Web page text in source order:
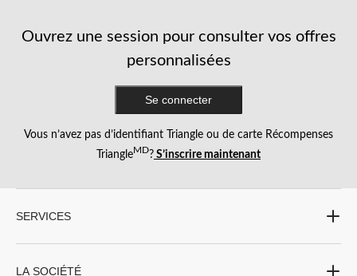
Ouvrez une session pour consulter vos offres
personnalisées
Se connecter
Vous n’avez pas d’identifiant Triangle ou de carte Récompenses
TriangleMD? S’inscrire maintenant
SERVICES
LA SOCIÉTÉ